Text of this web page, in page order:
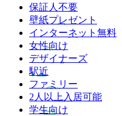
保証人不要
壁紙プレゼント
インターネット無料
女性向け
デザイナーズ
駅近
ファミリー
2人以上入居可能
学生向け